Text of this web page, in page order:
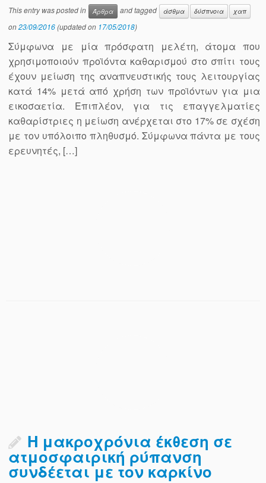
This entry was posted in Άρθρα and tagged άσθμα δύσπνοια χαπ
on23/09/2016(updated on 17/05/2018)
Σύμφωνα με μία πρόσφατη μελέτη, άτομα που
χρησιμοποιούν προϊόντα καθαρισμού στο σπίτι τους
έχουν μείωση της αναπνευστικής τους λειτουργίας
κατά 14% μετά από χρήση των προϊόντων για μια
εικοσαετία. Eπιπλέον, για τις επαγγελματίες
καθαρίστριες η μείωση ανέρχεται στο 17% σε σχέση
με τον υπόλοιπο πληθυσμό. Σύμφωνα πάντα με τους
ερευνητές, […]
Η μακροχρόνια έκθεση σε
ατμοσφαιρική ρύπανση
συνδέεται με τον καρκίνο